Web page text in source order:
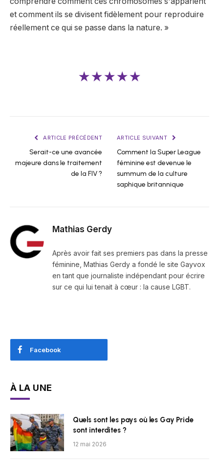
et comment ils se divisent fidèlement pour reproduire
réellement ce qui se passe dans la nature. »
★★★★★
ARTICLE PRÉCÉDENT
Serait-ce une avancée
majeure dans le traitement
de la FIV ?
ARTICLE SUIVANT
Comment la Super League
féminine est devenue le
summum de la culture
saphique britannique
Mathias Gerdy
Après avoir fait ses premiers pas dans la presse
féminine, Mathias Gerdy a fondé le site Gayvox
en tant que journaliste indépendant pour écrire
sur ce qui lui tenait à cœur : la cause LGBT.
Facebook
À LA UNE
Quels sont les pays où les Gay Pride
sont interdites ?
12 mai 2026